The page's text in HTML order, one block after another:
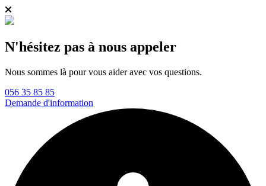
N'hésitez pas à nous appeler
Nous sommes là pour vous aider avec vos questions.
056 35 85 85
Demande d'information